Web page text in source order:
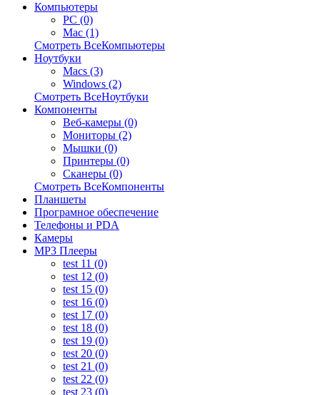
Компьютеры
PC (0)
Mac (1)
Смотреть ВсеКомпьютеры
Ноутбуки
Macs (3)
Windows (2)
Смотреть ВсеНоутбуки
Компоненты
Веб-камеры (0)
Мониторы (2)
Мышки (0)
Принтеры (0)
Сканеры (0)
Смотреть ВсеКомпоненты
Планшеты
Програмное обеспечение
Телефоны и PDA
Камеры
MP3 Плееры
test 11 (0)
test 12 (0)
test 15 (0)
test 16 (0)
test 17 (0)
test 18 (0)
test 19 (0)
test 20 (0)
test 21 (0)
test 22 (0)
test 23 (0)